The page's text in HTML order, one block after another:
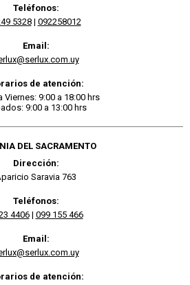
Teléfonos:
5328| 092258012
Email:
de atención:
Viernes: 9:00 a 18:00 hrs
9:00 a 13:00 hrs
DEL SACRAMENTO
Dirección:
Saravia 763
Teléfonos:
4406| 099 155 466
Email:
de atención: